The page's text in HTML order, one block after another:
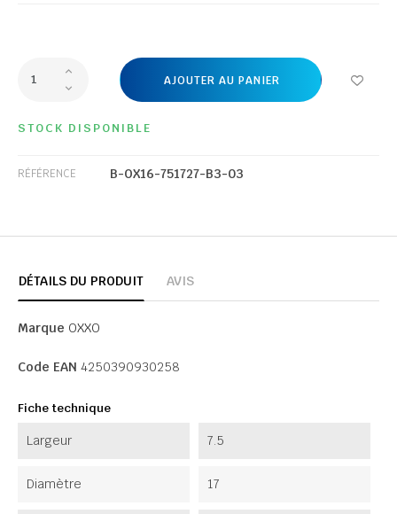
AJOUTER AU PANIER
STOCK DISPONIBLE
RÉFÉRENCE B-OX16-751727-B3-03
DÉTAILS DU PRODUIT AVIS
Marque OXXO
Code EAN 4250390930258
Fiche technique
Largeur 7.5
Diamètre 17